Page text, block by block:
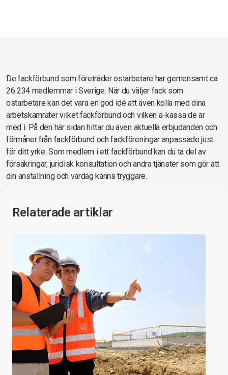
De fackförbund som företräder ostarbetare har gemensamt ca
26 234 medlemmar i Sverige. När du väljer fack som
ostarbetare kan det vara en god idé att även kolla med dina
arbetskamrater vilket fackförbund och vilken a-kassa de är
med i. På den här sidan hittar du även aktuella erbjudanden och
förmåner från fackförbund och fackföreningar anpassade just
för ditt yrke. Som medlem i ett fackförbund kan du ta del av
försäkringar, juridisk konsultation och andra tjänster som gör att
din anställning och vardag känns tryggare.
Relaterade artiklar